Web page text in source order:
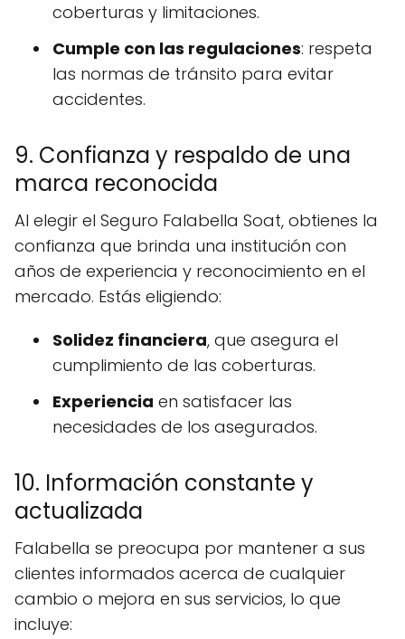
coberturas y limitaciones.
Cumple con las regulaciones: respeta
las normas de tránsito para evitar
accidentes.
9. Confianza y respaldo de una
marca reconocida
Al elegir el Seguro Falabella Soat, obtienes la
confianza que brinda una institución con
años de experiencia y reconocimiento en el
mercado. Estás eligiendo:
Solidez financiera, que asegura el
cumplimiento de las coberturas.
Experiencia en satisfacer las
necesidades de los asegurados.
10. Información constante y
actualizada
Falabella se preocupa por mantener a sus
clientes informados acerca de cualquier
cambio o mejora en sus servicios, lo que
incluye: